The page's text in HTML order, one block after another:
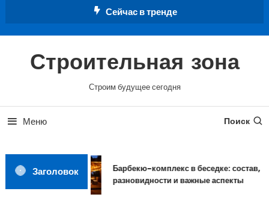
Сейчас в тренде
Строительная зона
Строим будущее сегодня
Меню Поиск
Заголовок
Барбекю-комплекс в беседке: состав,
разновидности и важные аспекты